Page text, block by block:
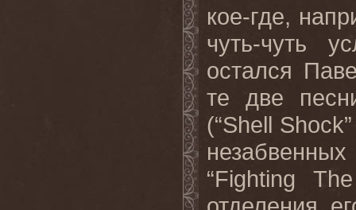
кое-где,
чуть-чуть
остался
те две
(“Shell
“Fighting